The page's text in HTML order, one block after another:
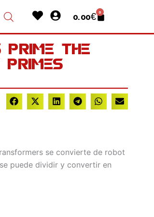
HeartUser-
circle
0.00€ 0
Cart
The
se convierte de robot
puede dividir y convertir en